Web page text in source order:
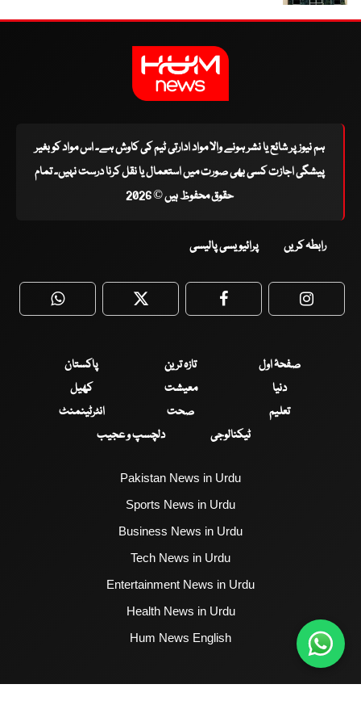
ہم نیوز پر شائع یا نشر ہونے والا مواد ادارتی ٹیم کی کاوش ہے۔ اس مواد کو بغیر
پیشگی اجازت کسی بھی صورت میں استعمال یا نقل کرنا درست نہیں۔ تمام
حقوق محفوظ ہیں © 2026
رابطہ کریں پرائیویسی پالیسی
WhatsApp Twitter Facebook
صفحۂ اول تازہ ترین
پاکستان
دنیا
معیشت
کھیل
تعلیم
صحت
انٹرٹینمنٹ
ٹیکنالوجی
دلچسپ و عجیب
Pakistan News in Urdu
Sports News in Urdu
Business News in Urdu
Tech News in Urdu
Entertainment News in Urdu
Health News in Urdu
Hum News English